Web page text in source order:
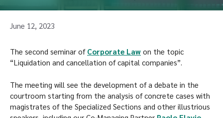
June 12, 2023
The second seminar of Corporate Law on the topic
“Liquidation and cancellation of capital companies”.
The meeting will see the development of a debate in the
courtroom starting from the analysis of concrete cases with
magistrates of the Specialized Sections and other illustrious